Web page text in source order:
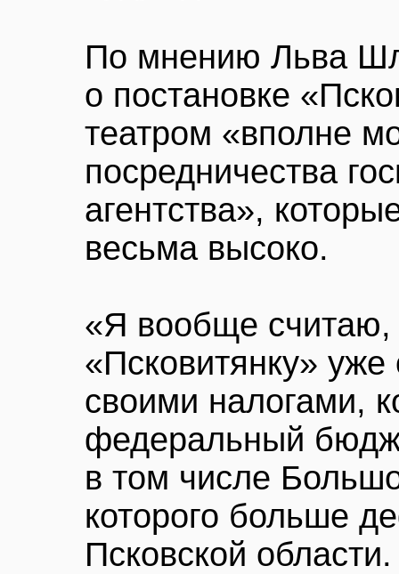
По мнению Льва
о постановке
театром «вполне
посредничества
агентства»,
весьма высоко.
«Я вообще считаю,
«Псковитянку»
своими налогами,
федеральный
в том числе
которого больше
Псковской